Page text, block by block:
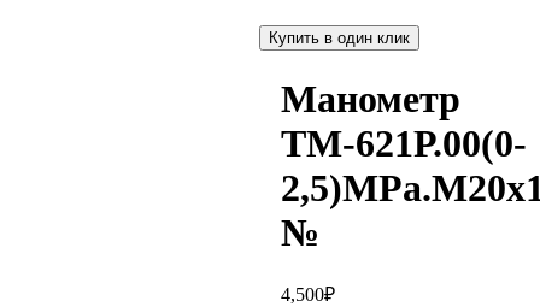
Купить в один клик
Манометр
ТМ-621Р.00(0-
№
4,500₽